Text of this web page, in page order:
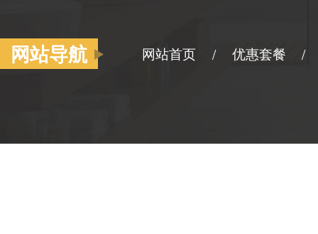
网站导航 网站首页 / 优惠套餐 /